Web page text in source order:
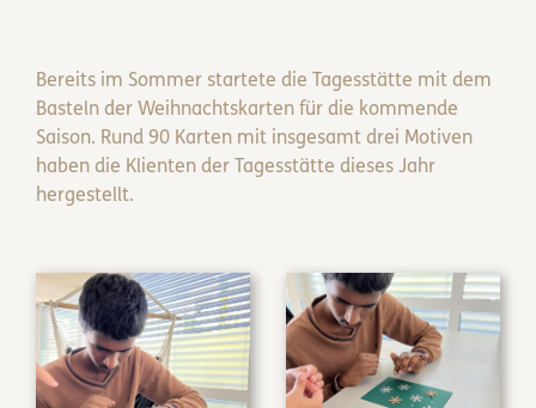
Bereits im Sommer startete die Tagesstätte mit dem
Basteln der Weihnachtskarten für die kommende
Saison. Rund 90 Karten mit insgesamt drei Motiven
haben die Klienten der Tagesstätte dieses Jahr
hergestellt.